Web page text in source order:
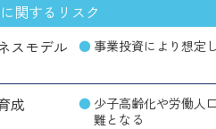
関するリスク
スモデル
事業投資により想定
成
少子高齢化や労働人
難となる